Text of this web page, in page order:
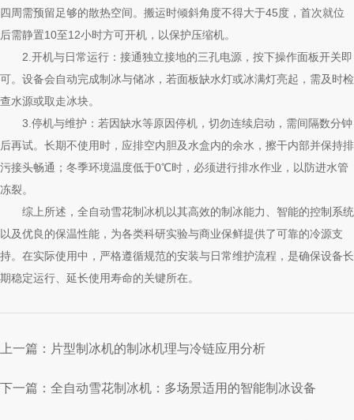
四周需预留足够的散热空间。搬运时倾斜角度不得大于45度，首次就位
后需静置10至12小时方可开机，以保护压缩机。
2.开机与日常运行：接通独立接地的三孔电源，按下操作面板开关即
可。设备会自动完成制冰与储冰，若面板缺水灯或冰满灯亮起，需及时检
查水源或取走冰块。
3.停机与维护：若因缺水等原因停机，切勿连续启动，需间隔数分钟
后再试。长期不使用时，应排空内胆及水盒内的余水，擦干内部并保持排
污接头畅通；冬季环境温度低于0℃时，必须进行排水作业，以防进水管
冻裂。
综上所述，全自动雪花制冰机以其高效的制冰能力、智能的控制系统
以及优良的保温性能，为各类科研实验与商业保鲜提供了可靠的冷源支
持。在实际使用中，严格遵循规范的安装与日常维护流程，是确保设备长
期稳定运行、延长使用寿命的关键所在。
上一篇： 片型制冰机的制冰机理与冷链应用分析
下一篇： 全自动雪花制冰机：多场景适用的智能制冰设备